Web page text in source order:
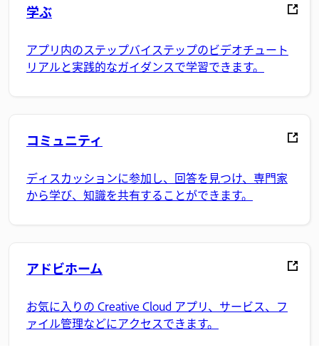
学ぶ
アプリ内のステップバイステップのビデオチュート
リアルと実践的なガイダンスで学習できます。
コミュニティ
ディスカッションに参加し、回答を見つけ、専門家
から学び、知識を共有することができます。
アドビホーム
お気に入りの Creative Cloud アプリ、サービス、フ
ァイル管理などにアクセスできます。